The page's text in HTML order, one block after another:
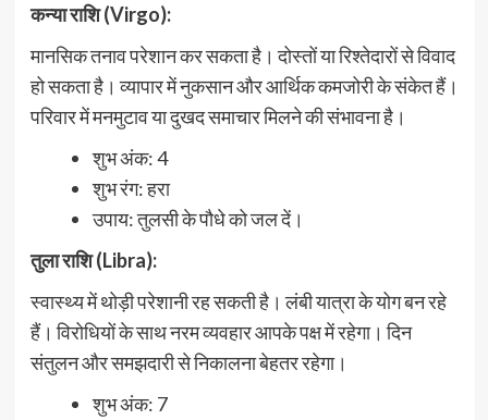
कन्या राशि (Virgo):
मानसिक तनाव परेशान कर सकता है। दोस्तों या रिश्तेदारों से विवाद
हो सकता है। व्यापार में नुकसान और आर्थिक कमजोरी के संकेत हैं।
परिवार में मनमुटाव या दुखद समाचार मिलने की संभावना है।
शुभ अंक: 4
शुभ रंग: हरा
उपाय: तुलसी के पौधे को जल दें।
तुला राशि (Libra):
स्वास्थ्य में थोड़ी परेशानी रह सकती है। लंबी यात्रा के योग बन रहे
हैं। विरोधियों के साथ नरम व्यवहार आपके पक्ष में रहेगा। दिन
संतुलन और समझदारी से निकालना बेहतर रहेगा।
शुभ अंक: 7